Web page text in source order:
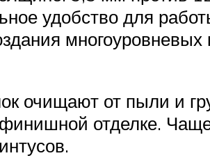
удобство для
очищают от пыли и
отделке.